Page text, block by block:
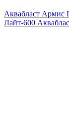
Аквабласт Армис
Лайт-600